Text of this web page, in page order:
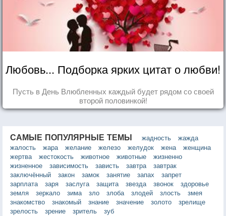
Любовь... Подборка ярких цитат о любви!
Пусть в День Влюбленных каждый будет рядом со своей
второй половинкой!
САМЫЕ ПОПУЛЯРНЫЕ ТЕМЫ жадность
жажда
жалость
жара желание железо желудок жена
женщина
жертва
жестокость животное животные
жизненно
жизненное
зависимость зависть завтра
завтрак
заключённый
закон замок занятие запах
запрет
зарплата
заря заслуга защита звезда звонок
здоровье
земля
зеркало зима зло злоба злодей злость
змея
знакомство
знакомый знание значение золото
зрелище
зрелость
зрение зритель зуб